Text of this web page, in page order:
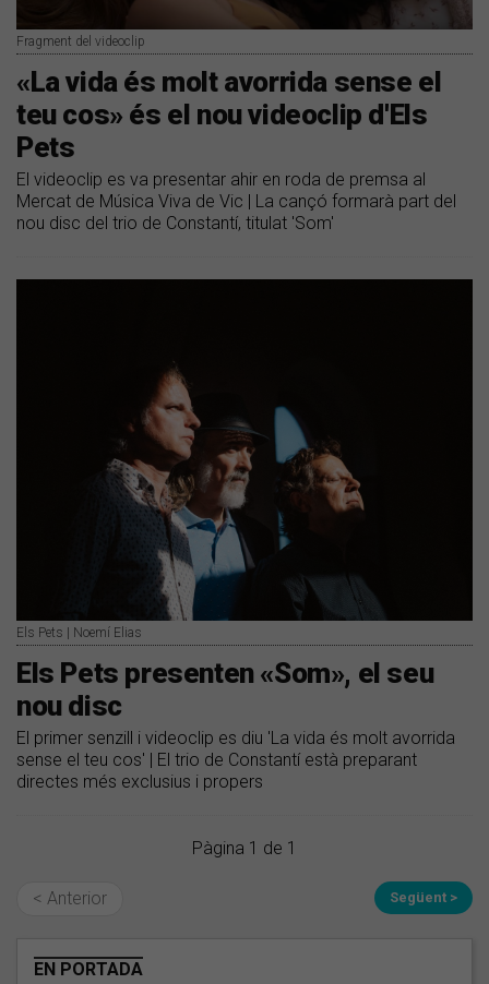
Fragment del videoclip
«La vida és molt avorrida sense el
teu cos» és el nou videoclip d'Els
Pets
El videoclip es va presentar ahir en roda de premsa al
Mercat de Música Viva de Vic | La cançó formarà part del
nou disc del trio de Constantí, titulat 'Som'
Els Pets | Noemí Elias
Els Pets presenten «Som», el seu
nou disc
El primer senzill i videoclip es diu 'La vida és molt avorrida
sense el teu cos' | El trio de Constantí està preparant
directes més exclusius i propers
Pàgina 1 de 1
< Anterior Següent >
EN PORTADA